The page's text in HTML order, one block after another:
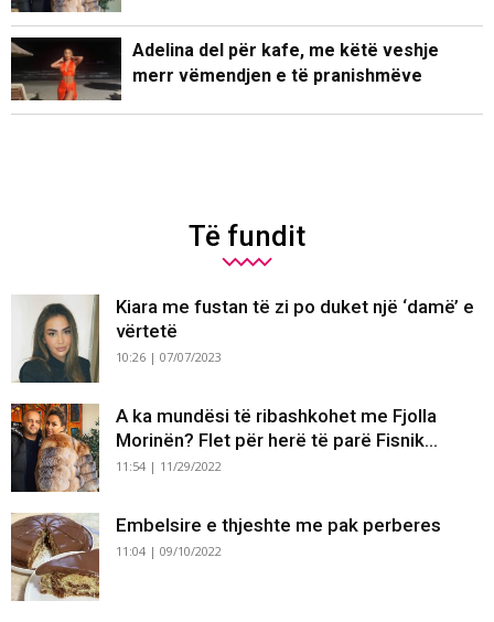
Adelina del për kafe, me këtë veshje
merr vëmendjen e të pranishmëve
Të fundit
Kiara me fustan të zi po duket një ‘damë’ e
vërtetë
10:26 | 07/07/2023
A ka mundësi të ribashkohet me Fjolla
Morinën? Flet për herë të parë Fisnik...
11:54 | 11/29/2022
Embelsire e thjeshte me pak perberes
11:04 | 09/10/2022